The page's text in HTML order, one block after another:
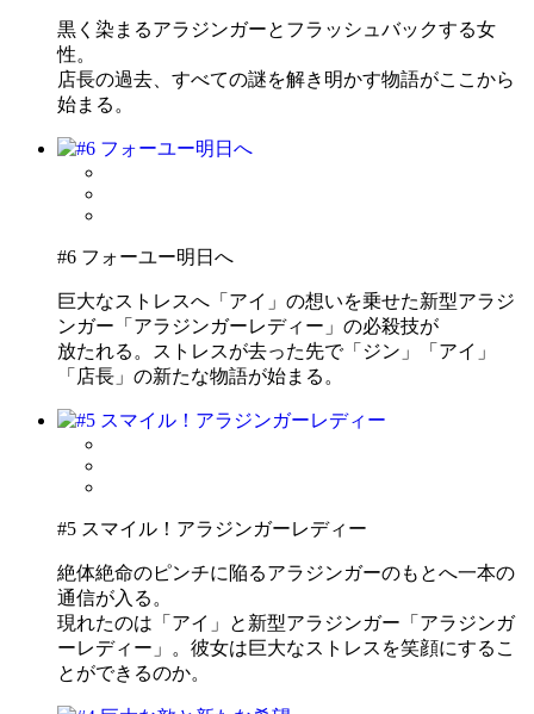
黒く染まるアラジンガーとフラッシュバックする女
性。
店長の過去、すべての謎を解き明かす物語がここから
始まる。
#6 フォーユー明日へ
巨大なストレスへ「アイ」の想いを乗せた新型アラジ
ンガー「アラジンガーレディー」の必殺技が
放たれる。ストレスが去った先で「ジン」「アイ」
「店長」の新たな物語が始まる。
#5 スマイル！アラジンガーレディー
絶体絶命のピンチに陥るアラジンガーのもとへ一本の
通信が入る。
現れたのは「アイ」と新型アラジンガー「アラジンガ
ーレディー」。彼女は巨大なストレスを笑顔にするこ
とができるのか。